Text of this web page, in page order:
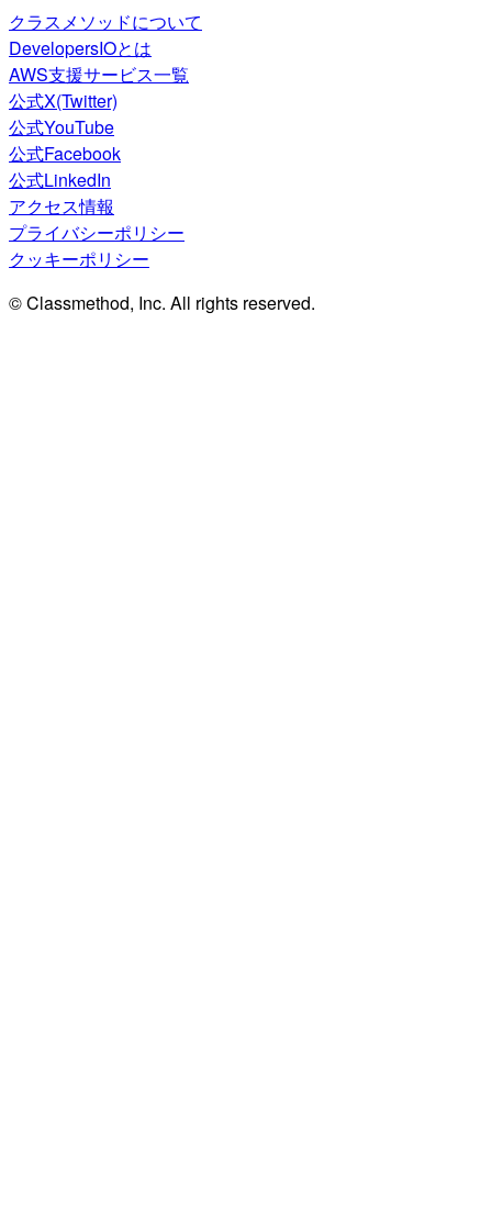
クラスメソッドについて
DevelopersIOとは
AWS支援サービス一覧
公式X(Twitter)
公式YouTube
公式Facebook
公式LinkedIn
アクセス情報
プライバシーポリシー
クッキーポリシー
© Classmethod, Inc. All rights reserved.